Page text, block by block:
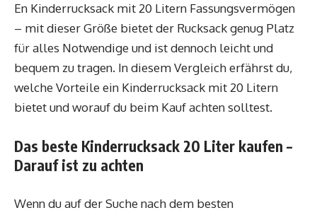
En Kinderrucksack mit 20 Litern Fassungsvermögen
– mit dieser Größe bietet der Rucksack genug Platz
für alles Notwendige und ist dennoch leicht und
bequem zu tragen. In diesem Vergleich erfährst du,
welche Vorteile ein Kinderrucksack mit 20 Litern
bietet und worauf du beim Kauf achten solltest.
Das beste Kinderrucksack 20 Liter kaufen –
Darauf ist zu achten
Wenn du auf der Suche nach dem besten